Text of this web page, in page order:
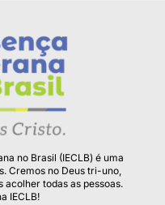
no Brasil (IECLB) é uma
Cremos no Deus tri-uno,
todas as pessoas.
IECLB!